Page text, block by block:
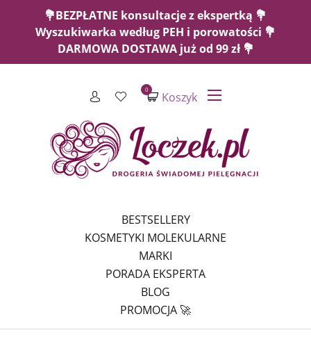
💐BEZPŁATNE konsultacje z ekspertką 💐
Wyszukiwarka według PEH i porowatości 💐
DARMOWA DOSTAWA już od 99 zł 💐
Koszyk
0
BESTSELLERY
KOSMETYKI MOLEKULARNE
MARKI
PORADA EKSPERTA
BLOG
PROMOCJA 🚀